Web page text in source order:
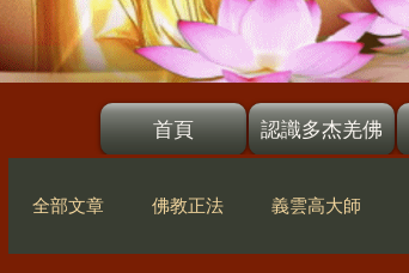
首頁 認識多杰羌佛
全部文章 佛教正法 義雲高大師